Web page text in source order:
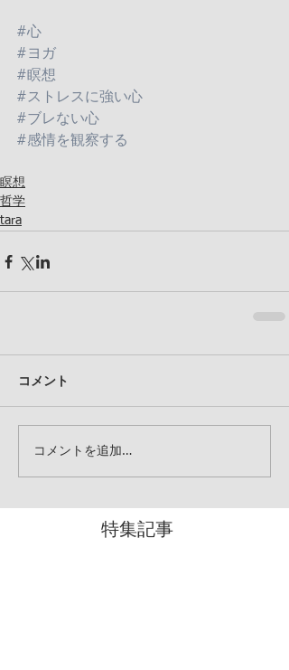
#心
#ヨガ
#瞑想
#ストレスに強い心
#ブレない心
#感情を観察する
瞑想
哲学
tara
コメント
コメントを追加…
特集記事